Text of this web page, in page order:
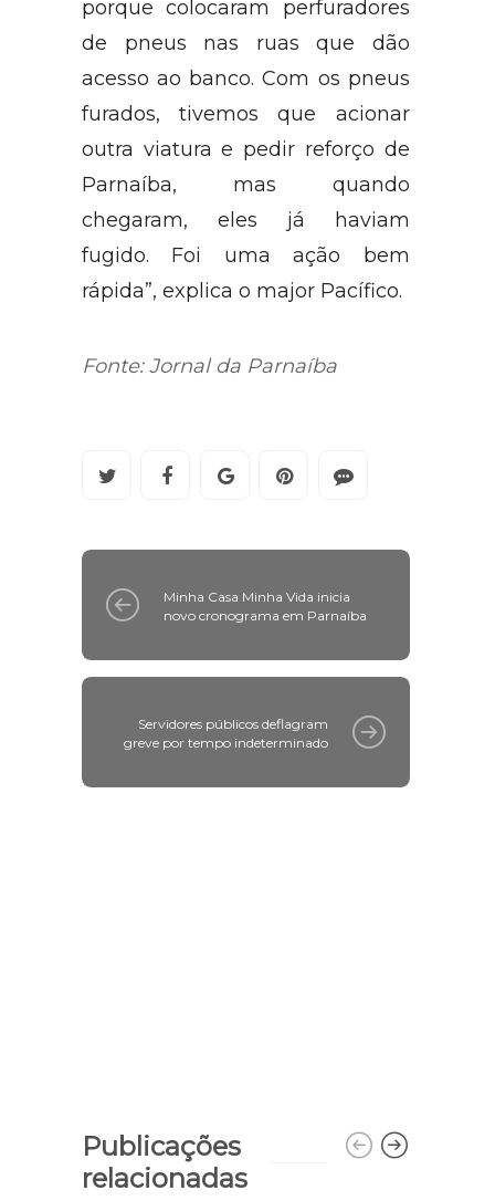
monitoravam nossa viatura,
porque colocaram perfuradores
de pneus nas ruas que dão
acesso ao banco. Com os pneus
furados, tivemos que acionar
outra viatura e pedir reforço de
Parnaíba, mas quando
chegaram, eles já haviam
fugido. Foi uma ação bem
novo cronograma em Parnaíba
greve por tempo indeterminado
Publicações